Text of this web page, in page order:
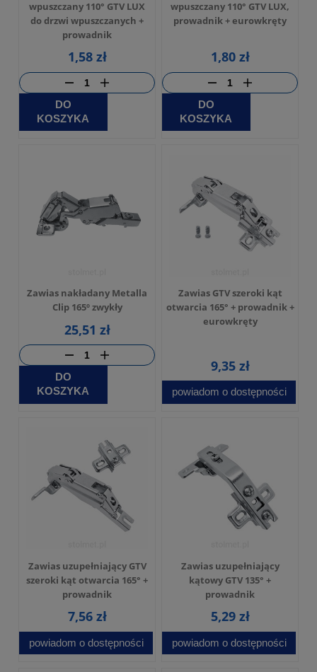
wpuszczany 110° GTV LUX
do drzwi wpuszczanych +
prowadnik
1,58 zł
DO
KOSZYKA
wpuszczany 110° GTV LUX,
prowadnik + eurowkręty
1,80 zł
DO
KOSZYKA
Zawias nakładany Metalla
Clip 165º zwykły
25,51 zł
DO
KOSZYKA
Zawias GTV szeroki kąt
otwarcia 165° + prowadnik +
eurowkręty
9,35 zł
powiadom o dostępności
Zawias uzupełniający GTV
szeroki kąt otwarcia 165° +
prowadnik
7,56 zł
powiadom o dostępności
Zawias uzupełniający
kątowy GTV 135° +
prowadnik
5,29 zł
powiadom o dostępności